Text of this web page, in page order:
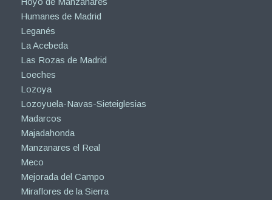
Humanes de Madrid
Leganés
La Acebeda
Las Rozas de Madrid
Loeches
Lozoya
Lozoyuela-Navas-Sieteiglesias
Madarcos
Majadahonda
Manzanares el Real
Meco
Mejorada del Campo
Miraflores de la Sierra